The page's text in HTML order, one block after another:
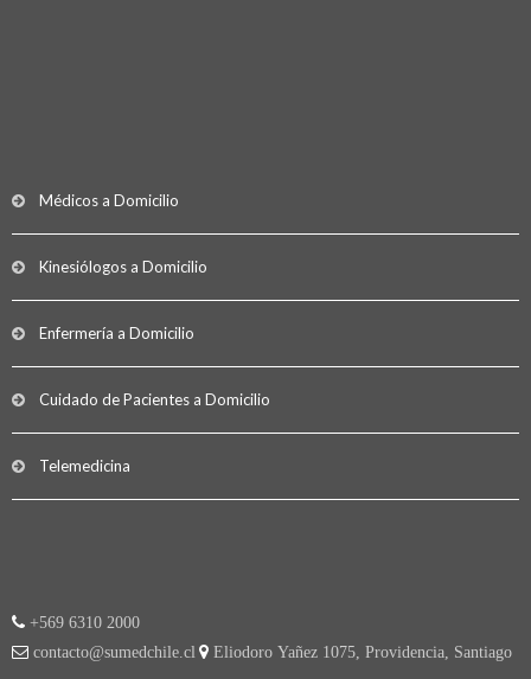
Médicos a Domicilio
Kinesiólogos a Domicilio
Enfermería a Domicilio
Cuidado de Pacientes a Domicilio
Telemedicina
+569 6310 2000
contacto@sumedchile.cl
Eliodoro Yañez 1075, Providencia, Santiago